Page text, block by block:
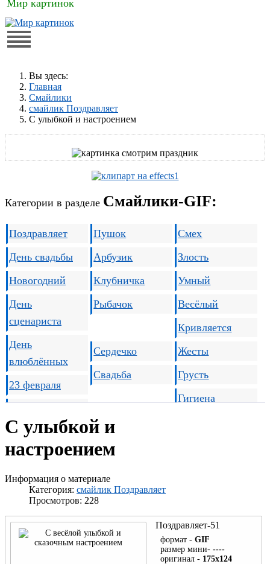
Мир картинок
Вы здесь:
Главная
Смайлики
смайлик Поздравляет
С улыбкой и настроением
Категории в разделе Смайлики-GIF:
Поздравляет
День свадьбы
Новогодний
День
сценариста
День
влюблённых
23 февраля
1 апреля - День
смеха
1 Мая
День Победы
День семьи
Пушок
Арбузик
Клубничка
Рыбачок
Сердечко
Свадьба
Смех
Злость
Умный
Весёлый
Кривляется
Жесты
Грусть
Гигиена
С улыбкой и
настроением
Информация о материале
Категория: смайлик Поздравляет
Просмотров: 228
Поздравляет-51
формат - GIF
размер мини- ----
оригинал - 175x124